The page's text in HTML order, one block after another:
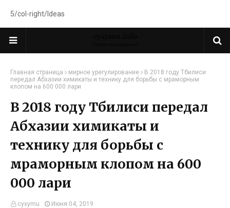
5/col-right/Ideas
Главная страница мирное урегулирование
В 2018 году Тбилиси
передал Абхазии химикаты и технику для борьбы с мраморным
клопом на 600 000 лари
В 2018 году Тбилиси передал
Абхазии химикаты и
технику для борьбы с
мраморным клопом на 600
000 лари
cyxymu Июня 04, 2019